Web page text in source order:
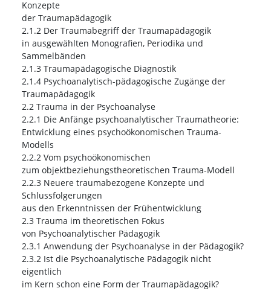
Konzepte
der Traumapädagogik
2.1.2 Der Traumabegriff der Traumapädagogik
in ausgewählten Monografien, Periodika und
Sammelbänden
2.1.3 Traumapädagogische Diagnostik
2.1.4 Psychoanalytisch-pädagogische Zugänge der
Traumapädagogik
2.2 Trauma in der Psychoanalyse
2.2.1 Die Anfänge psychoanalytischer Traumatheorie:
Entwicklung eines psychoökonomischen Trauma-
Modells
2.2.2 Vom psychoökonomischen
zum objektbeziehungstheoretischen Trauma-Modell
2.2.3 Neuere traumabezogene Konzepte und
Schlussfolgerungen
aus den Erkenntnissen der Frühentwicklung
2.3 Trauma im theoretischen Fokus
von Psychoanalytischer Pädagogik
2.3.1 Anwendung der Psychoanalyse in der Pädagogik?
2.3.2 Ist die Psychoanalytische Pädagogik nicht
eigentlich
im Kern schon eine Form der Traumapädagogik?